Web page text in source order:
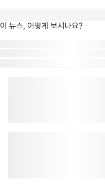
이 뉴스, 어떻게 보시나요?